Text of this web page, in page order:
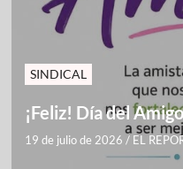
SINDICAL
¡Feliz! Día del Amigo
19 de julio de 2026 / EL